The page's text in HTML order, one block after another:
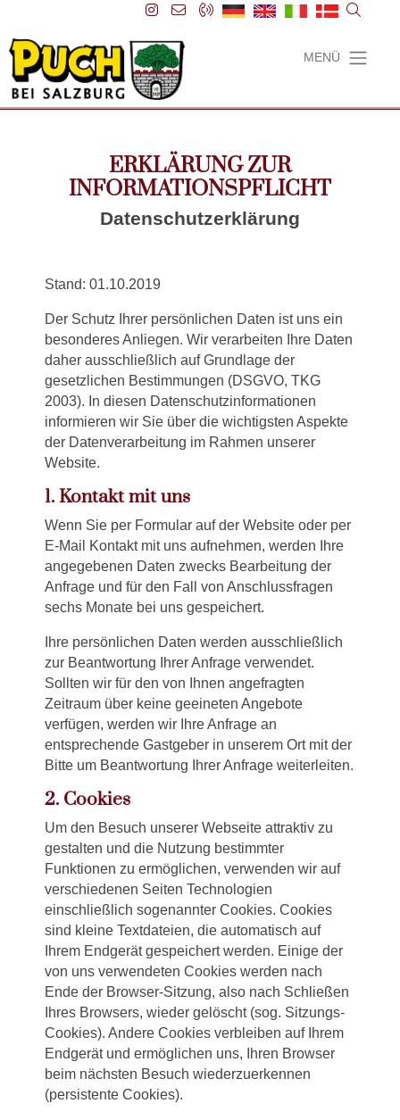
MENÜ
ERKLÄRUNG ZUR
INFORMATIONSPFLICHT
Datenschutzerklärung
Stand: 01.10.2019
Der Schutz Ihrer persönlichen Daten ist uns ein
besonderes Anliegen. Wir verarbeiten Ihre Daten
daher ausschließlich auf Grundlage der
gesetzlichen Bestimmungen (DSGVO, TKG
2003). In diesen Datenschutzinformationen
informieren wir Sie über die wichtigsten Aspekte
der Datenverarbeitung im Rahmen unserer
Website.
1. Kontakt mit uns
Wenn Sie per Formular auf der Website oder per
E-Mail Kontakt mit uns aufnehmen, werden Ihre
angegebenen Daten zwecks Bearbeitung der
Anfrage und für den Fall von Anschlussfragen
sechs Monate bei uns gespeichert.
Ihre persönlichen Daten werden ausschließlich
zur Beantwortung Ihrer Anfrage verwendet.
Sollten wir für den von Ihnen angefragten
Zeitraum über keine geeineten Angebote
verfügen, werden wir Ihre Anfrage an
entsprechende Gastgeber in unserem Ort mit der
Bitte um Beantwortung Ihrer Anfrage weiterleiten.
2. Cookies
Um den Besuch unserer Webseite attraktiv zu
gestalten und die Nutzung bestimmter
Funktionen zu ermöglichen, verwenden wir auf
verschiedenen Seiten Technologien
einschließlich sogenannter Cookies. Cookies
sind kleine Textdateien, die automatisch auf
Ihrem Endgerät gespeichert werden. Einige der
von uns verwendeten Cookies werden nach
Ende der Browser-Sitzung, also nach Schließen
Ihres Browsers, wieder gelöscht (sog. Sitzungs-
Cookies). Andere Cookies verbleiben auf Ihrem
Endgerät und ermöglichen uns, Ihren Browser
beim nächsten Besuch wiederzuerkennen
(persistente Cookies).